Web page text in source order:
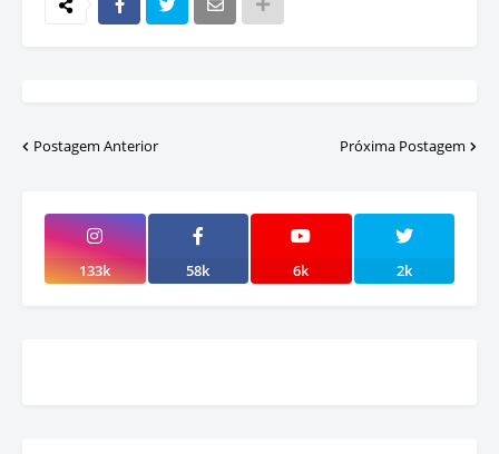
Postagem Anterior Próxima Postagem
133k 58k 6k 2k